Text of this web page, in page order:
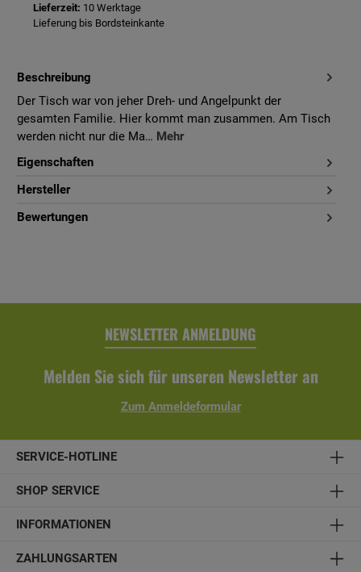
Lieferzeit: 10 Werktage
Lieferung bis Bordsteinkante
Beschreibung
Der Tisch war von jeher Dreh- und Angelpunkt der
gesamten Familie. Hier kommt man zusammen. Am Tisch
werden nicht nur die Ma… Mehr
Eigenschaften
Hersteller
Bewertungen
NEWSLETTER ANMELDUNG
Melden Sie sich für unseren Newsletter an
Zum Anmeldeformular
SERVICE-HOTLINE
SHOP SERVICE
INFORMATIONEN
ZAHLUNGSARTEN